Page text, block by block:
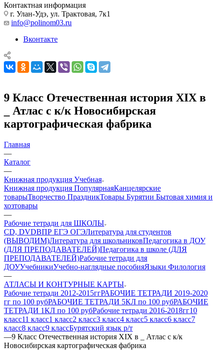
Контактная информация
г. Улан-Удэ, ул. Трактовая, 7к1
info@polinom03.ru
Вконтакте
9 Класс Отечественная история XIX в
_ Атлас с к/к Новосибирская
картографическая фабрика
Главная
—
Каталог
—
Книжная продукция Учебная
Книжная продукция ПопулярнаяКанцелярские
товарыТворчество ПраздникТовары Бурятии Бытовая химия и
хозтовары
—
Рабочие тетради для ШКОЛЫ
CD, DVDВПР ЕГЭ ОГЭЛитература для студентов
(ВЫВОДИМ)Литература для школьниковПедагогика в ДОУ
(ДЛЯ ПРЕПОДАВАТЕЛЕЙ)Педагогика в школе (ДЛЯ
ПРЕПОДАВАТЕЛЕЙ)Рабочие тетради для
ДОУУчебникиУчебно-наглядные пособияЯзыки Филология
—
АТЛАСЫ И КОНТУРНЫЕ КАРТЫ
Рабочие тетради 2012-2015ггРАБОЧИЕ ТЕТРАДИ 2019-2020
гг по 100 рубРАБОЧИЕ ТЕТРАДИ 5КЛ по 100 рубРАБОЧИЕ
ТЕТРАДИ 1КЛ по 100 рубРабочие тетради 2016-2018гг10
класс11 класс1 класс2 класс3 класс4 класс5 класс6 класс7
класс8 класс9 классБурятский язык р/т
—9 Класс Отечественная история XIX в _ Атлас с к/к
Новосибирская картографическая фабрика